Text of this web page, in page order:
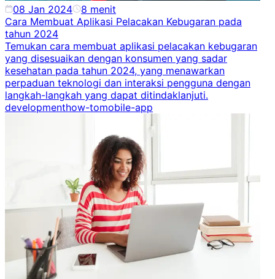
08 Jan 2024 8 menit
Cara Membuat Aplikasi Pelacakan Kebugaran pada
tahun 2024
Temukan cara membuat aplikasi pelacakan kebugaran
yang disesuaikan dengan konsumen yang sadar
kesehatan pada tahun 2024, yang menawarkan
perpaduan teknologi dan interaksi pengguna dengan
langkah-langkah yang dapat ditindaklanjuti.
developmenthow-tomobile-app